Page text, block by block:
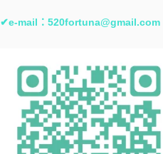
✔e-mail： 520fortuna@gmail.com